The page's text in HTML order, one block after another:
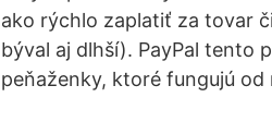
ako rýchlo zaplatiť za tovar
býval aj dlhší). PayPal tento
peňaženky, ktoré fungujú od